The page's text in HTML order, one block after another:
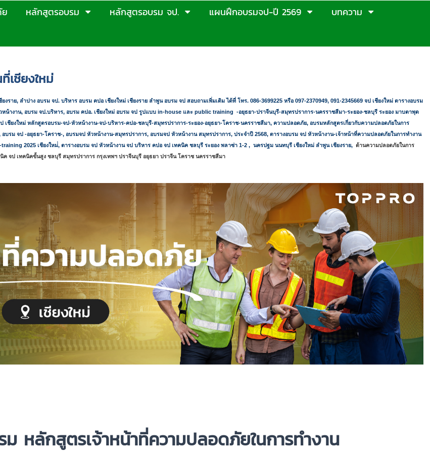
หลักสูตรอบรม หลักสูตรอบรม จป. แผนฝึกอบรมจป-ปี 2569
บทความ
เชียงใหม่
งราย, ลำปาง อบรม จป. บริหาร อบรม คปอ เชียงใหม่ เชียงราย ลำพูน อบรม จป สอบถามเพิ่มเติม ได้ที่ โทร. 086-3699225 หรือ 097-2370949, 091-2345669 จป เชียงใหม่ ตารางอบรม
หน้างาน, อบรม จป.บริหาร, อบรม คปอ. เชียงใหม่ อบรม จป รูปแบบ in-house และ public training -อยุธยา-ปราจีนบุรี-สมุทรปราการ-นครราชสีมา-ระยอง-ชลบุรี ระยอง มาบตาพุด
เชียงใหม่ หลักสูตรอบรม-จป-หัวหน้างาน-จป-บริหาร-คปอ-ชลบุรี-สมุทรปราการ-ระยอง-อยุธยา-โคราช-นครราชสีมา, ความปลอดภัย, อบรมหลักสูตรเกี่ยวกับความปลอดภัยในการ
อบรม จป -อยุธยา-โคราช-, อบรมจป หัวหน้างาน-สมุทรปราการ, อบรมจป หัวหน้างาน สมุทรปราการ, ประจำปี 2568, ตารางอบรม จป หัวหน้างาน-เจ้าหน้าที่ความปลอดภัยในการทำงาน
2025 เชียงใหม่่, ตารางอบรม จป หัวหน้างาน จป บริหาร คปอ จป เทคนิค ชลบุรี ระยอง พลาซ่า 1-2 , นครปฐม นนทบุรี เชียงใหม่ ลำพูน เชียงราย, ด้านความปลอดภัยในการ
ค จป เทคนิคขั้นสูง ชลบุรี สมุทรปราการ กรุงเทพฯ ปราจีนบุรี อยุธยา ปราจีน โคราช นครราชสีมา
ม หลักสูตรเจ้าหน้าที่ความปลอดภัยในการทำงาน